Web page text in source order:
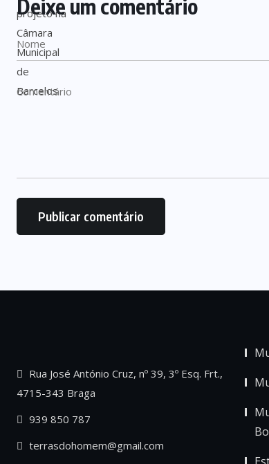
Deixe um comentário
Rua José António Cruz, nº 39, 3º Esq. Frt.,
4715-343 Braga
939 850 787
terrasdohomem@gmail.com